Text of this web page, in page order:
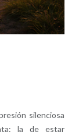
silenciosa
la de estar